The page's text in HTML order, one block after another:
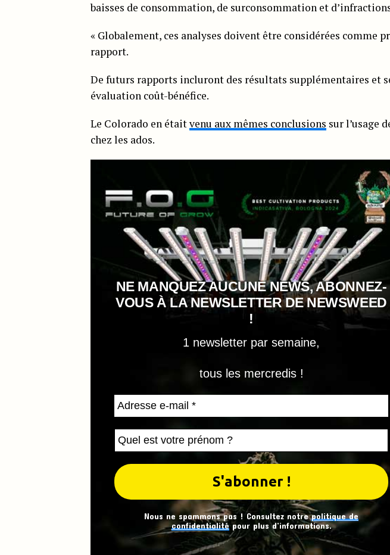
baisses de consommation, de surconsommation et
« Globalement, ces analyses doivent être considérées comme
rapport.
De futurs rapports incluront des résultats supplémentaires et
évaluation coût-bénéfice.
Le Colorado en étaitvenu aux mêmes conclusions sur l’usage
chez les ados.
NE MANQUEZ AUCUNE NEWS, ABONNEZ-
VOUS À LA NEWSLETTER DE NEWSWEED
!
1 newsletter par semaine,
tous les mercredis !
Nous ne spammons pas ! Consultez notrepolitique de
confidentialitépour plus d’informations.